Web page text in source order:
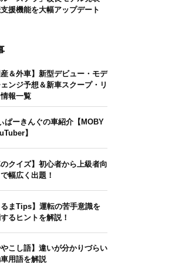
援機能を大幅アップデート
産＆外車】新型デビュー・モデ
ンジ予想＆新車スクープ・リ
報一覧
ぱーきんぐの車紹介【MOBY
】
のクイズ】初心者から上級者向
幅広く出題！
るまTips】運転の苦手意識を
るヒントを解説！
やこし語】違いが分かりづらい
用語を解説